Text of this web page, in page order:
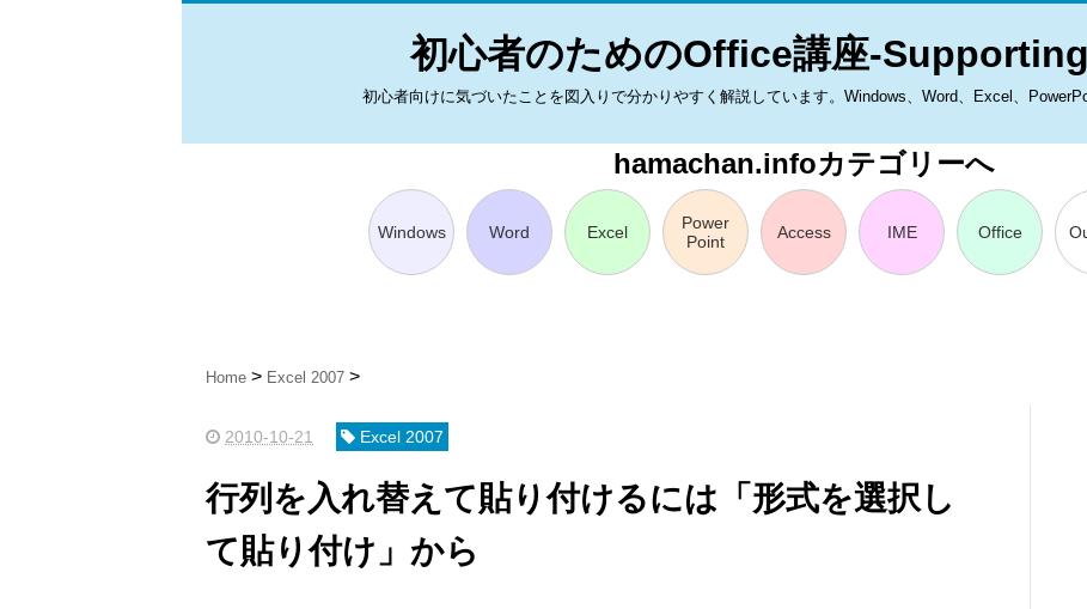
初心者のためのOffice講座-
初心者向けに気づいたことを図入りで分かりやすく解説しています。Windows、Word、Excel、
hamachan.infoカテゴリーへ
Windows Word Excel
Power
Point
Access IME Office
Home Excel 2007
2010-10-21 Excel 2007
行列を入れ替えて貼り付けるには「形式を選択し
て貼り付け」から